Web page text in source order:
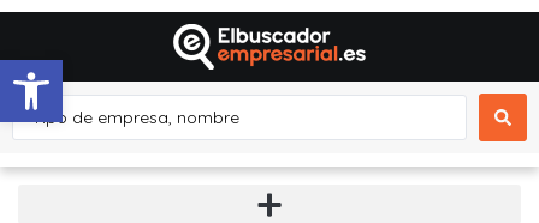
Abrir barra de herramientas